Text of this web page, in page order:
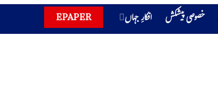
خصوصی پیشکش افکارِ جہاں EPAPER